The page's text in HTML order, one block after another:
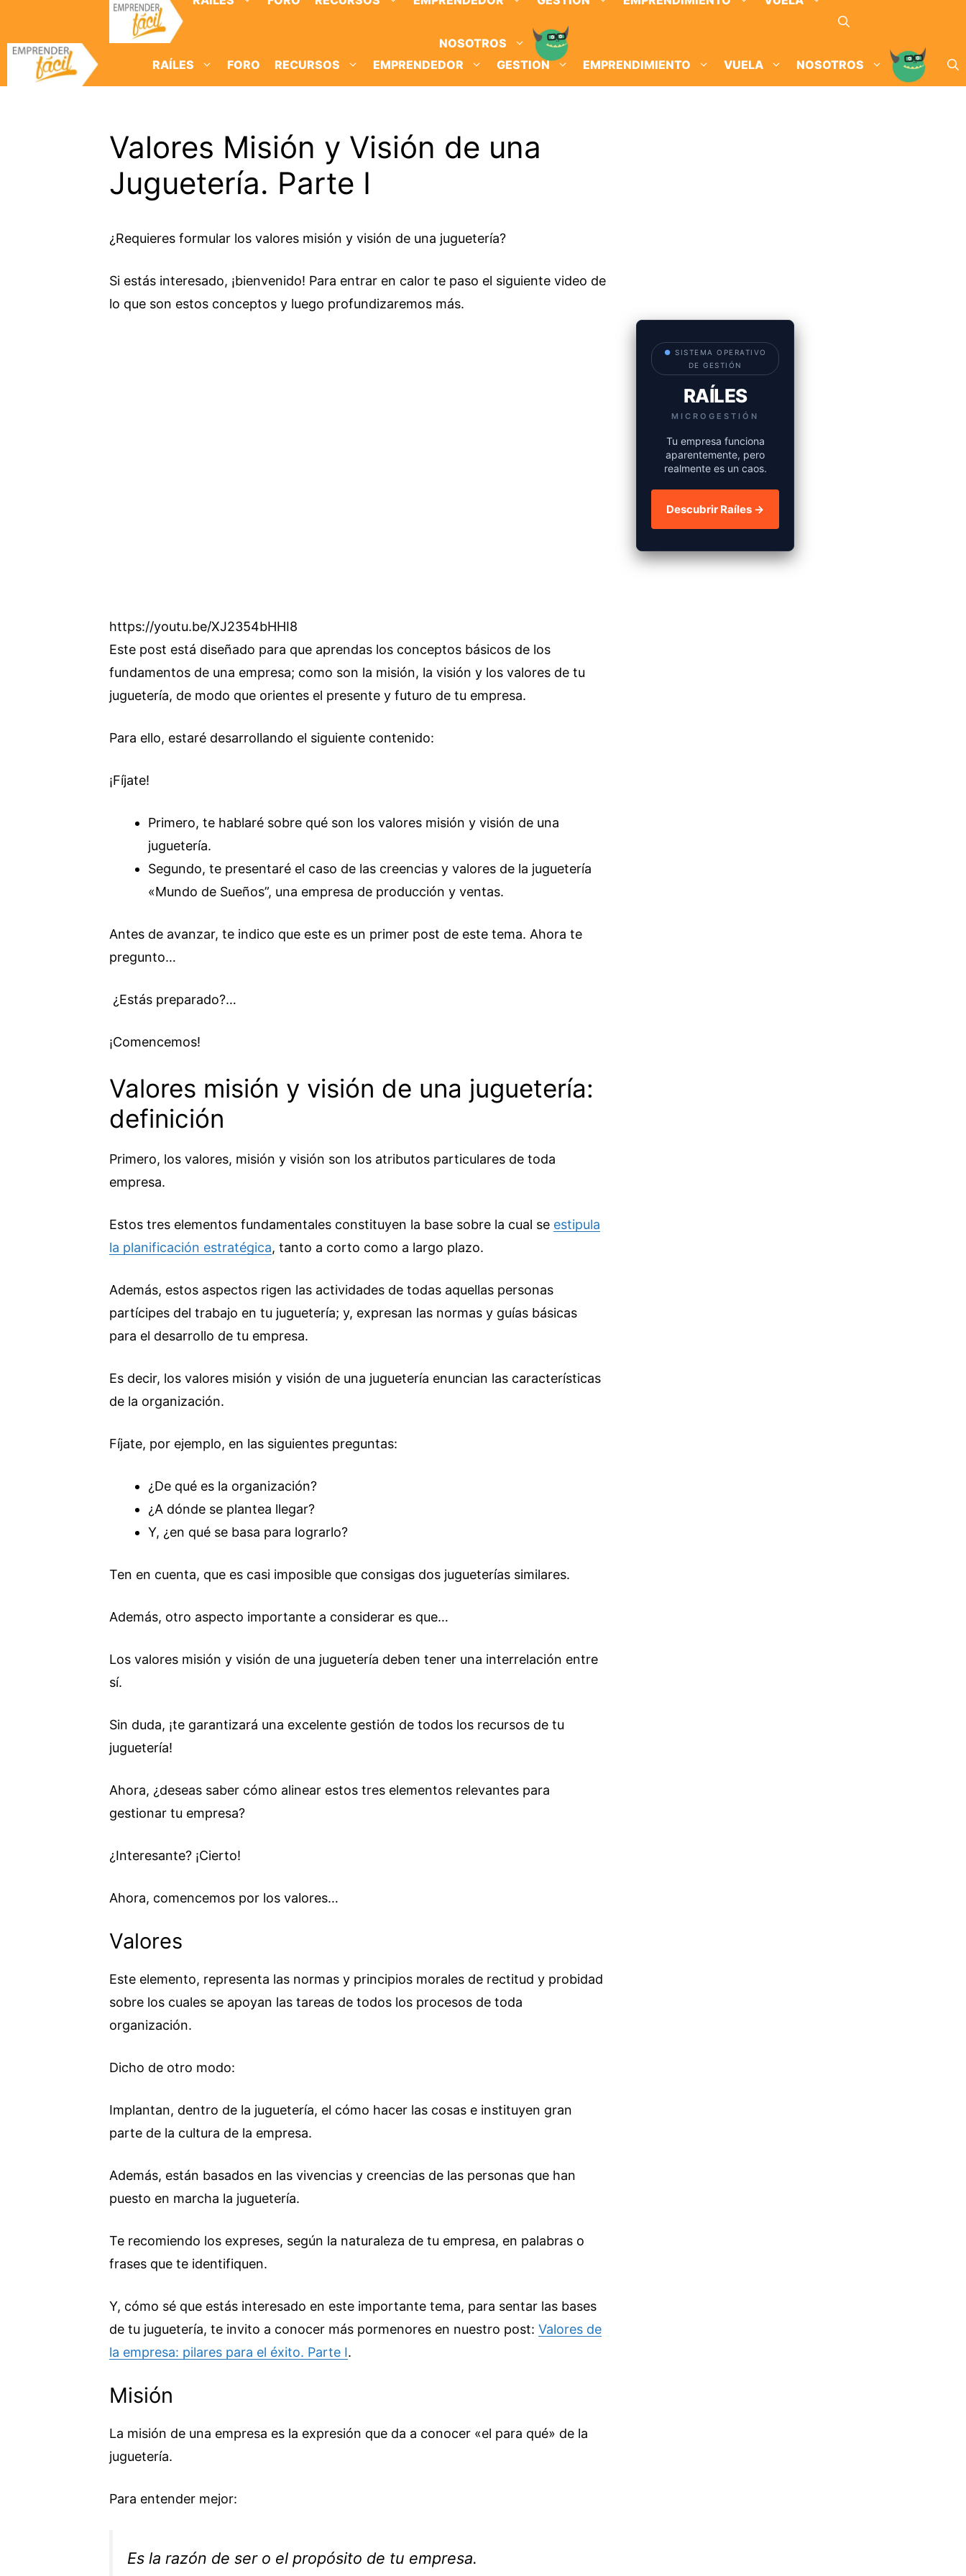
contenido
NOSOTROS
RAÍLES
FORO RECURSOS EMPRENDEDOR GESTION EMPRENDIMIENTO VUELA NOSOTROS
Valores Misión y Visión de una
Juguetería. Parte I
¿Requieres formular los valores misión y visión de una juguetería?
Si estás interesado, ¡bienvenido! Para entrar en calor te paso el siguiente video de
lo que son estos conceptos y luego profundizaremos más.
https://youtu.be/XJ2354bHHI8
Este post está diseñado para que aprendas los conceptos básicos de los
fundamentos de una empresa; como son la misión, la visión y los valores de tu
juguetería, de modo que orientes el presente y futuro de tu empresa.
Para ello, estaré desarrollando el siguiente contenido:
¡Fíjate!
Primero, te hablaré sobre qué son los valores misión y visión de una
juguetería.
Segundo, te presentaré el caso de las creencias y valores de la juguetería
«Mundo de Sueños”, una empresa de producción y ventas.
Antes de avanzar, te indico que este es un primer post de este tema. Ahora te
pregunto…
¿Estás preparado?…
¡Comencemos!
Valores misión y visión de una juguetería:
definición
Primero, los valores, misión y visión son los atributos particulares de toda
empresa.
Estos tres elementos fundamentales constituyen la base sobre la cual se estipula
la planificación estratégica, tanto a corto como a largo plazo.
Además, estos aspectos rigen las actividades de todas aquellas personas
partícipes del trabajo en tu juguetería; y, expresan las normas y guías básicas
para el desarrollo de tu empresa.
Es decir, los valores misión y visión de una juguetería enuncian las características
de la organización.
Fíjate, por ejemplo, en las siguientes preguntas:
¿De qué es la organización?
¿A dónde se plantea llegar?
Y, ¿en qué se basa para lograrlo?
Ten en cuenta, que es casi imposible que consigas dos jugueterías similares.
Además, otro aspecto importante a considerar es que…
Los valores misión y visión de una juguetería deben tener una interrelación entre
sí.
Sin duda, ¡te garantizará una excelente gestión de todos los recursos de tu
juguetería!
Ahora, ¿deseas saber cómo alinear estos tres elementos relevantes para
gestionar tu empresa?
¿Interesante? ¡Cierto!
Ahora, comencemos por los valores…
Valores
Este elemento, representa las normas y principios morales de rectitud y probidad
sobre los cuales se apoyan las tareas de todos los procesos de toda
organización.
Dicho de otro modo:
Implantan, dentro de la juguetería, el cómo hacer las cosas e instituyen gran
parte de la cultura de la empresa.
Además, están basados en las vivencias y creencias de las personas que han
puesto en marcha la juguetería.
Te recomiendo los expreses, según la naturaleza de tu empresa, en palabras o
frases que te identifiquen.
Y, cómo sé que estás interesado en este importante tema, para sentar las bases
de tu juguetería, te invito a conocer más pormenores en nuestro post: Valores de
la empresa: pilares para el éxito. Parte I.
Misión
La misión de una empresa es la expresión que da a conocer «el para qué» de la
juguetería.
Para entender mejor:
Es la razón de ser o el propósito de tu empresa.
● SISTEMA OPERATIVO
DE GESTIÓN
RAÍLES
MICROGESTIÓN
Tu empresa funciona
aparentemente, pero
realmente es un caos.
Descubrir Raíles →